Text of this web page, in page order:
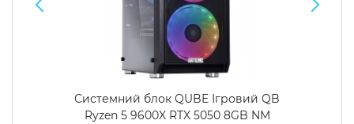
Системний блок QUBE Ігровий QB
Ryzen 5 9600X RTX 5050 8GB NM